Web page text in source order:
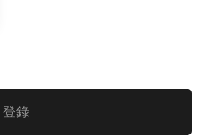
登錄